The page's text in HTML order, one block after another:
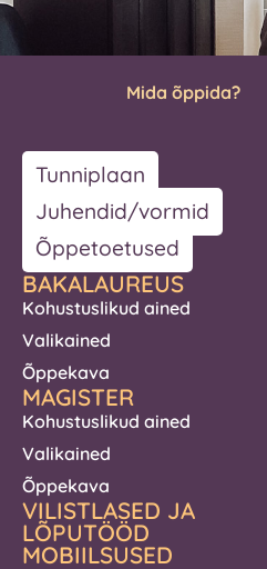
Mida õppida?
Tunniplaan
Juhendid/vormid
Õppetoetused
BAKALAUREUS
Kohustuslikud ained
Valikained
Õppekava
MAGISTER
Kohustuslikud ained
Valikained
Õppekava
VILISTLASED JA
LÕPUTÖÖD
MOBIILSUSED